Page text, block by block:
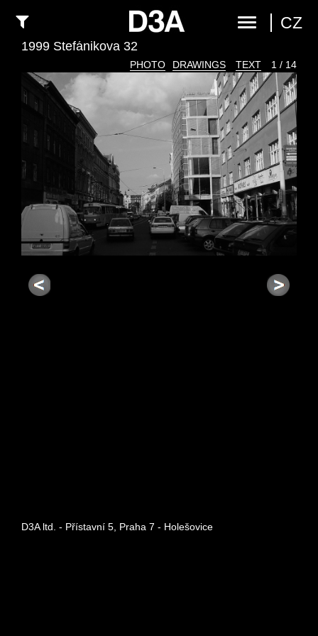
CZ
1999 Štefánikova 32
PHOTO DRAWINGS TEXT 1 / 14
D3A ltd. - Přístavní 5, Praha 7 - Holešovice